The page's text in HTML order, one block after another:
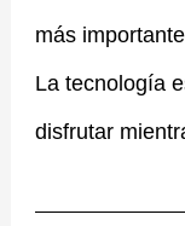
más
La tecnología
disfrutar